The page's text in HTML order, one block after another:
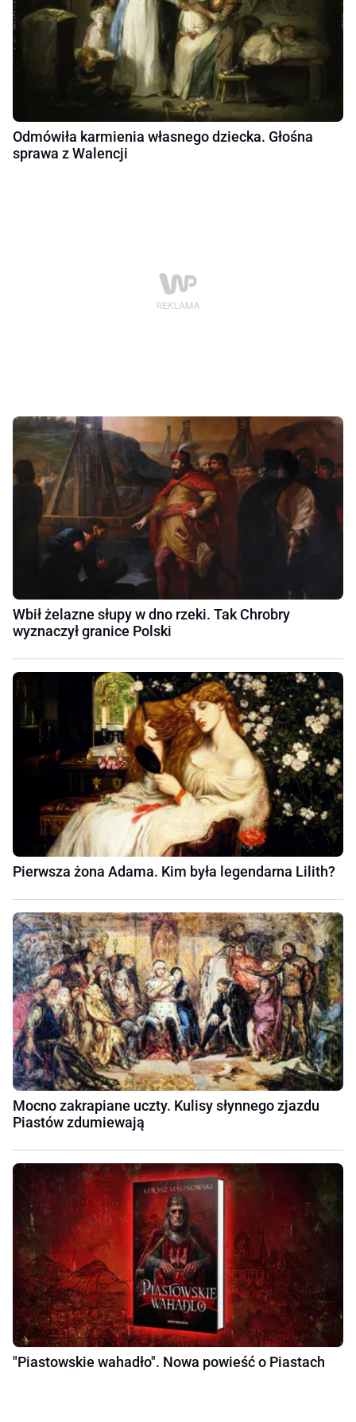
Odmówiła karmienia własnego dziecka. Głośna
sprawa z Walencji
Wbił żelazne słupy w dno rzeki. Tak Chrobry
wyznaczył granice Polski
Pierwsza żona Adama. Kim była legendarna Lilith?
Mocno zakrapiane uczty. Kulisy słynnego zjazdu
Piastów zdumiewają
"Piastowskie wahadło". Nowa powieść o Piastach